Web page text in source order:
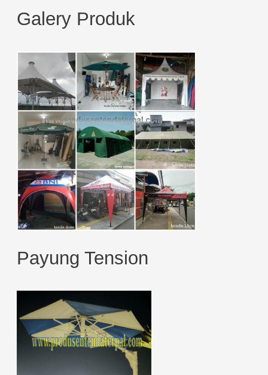
a
h
f
o
:
Galery Produk
Payung Tension